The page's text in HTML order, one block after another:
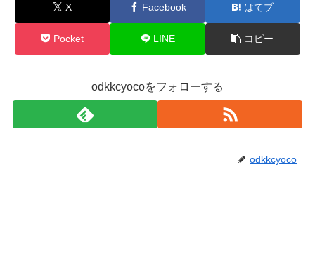
X Facebook はてブ
Pocket LINE コピー
odkkcyocoをフォローする
odkkcyoco